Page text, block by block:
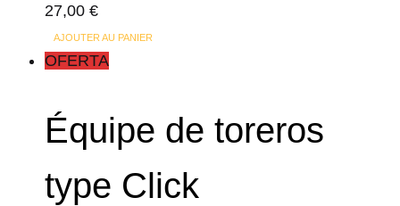
27,00 €
AJOUTER AU PANIER
OFERTA
Équipe de toreros
type Click